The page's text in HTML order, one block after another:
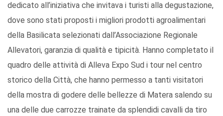
dedicato all’iniziativa che invitava i turisti alla degustazione,
dove sono stati proposti i migliori prodotti agroalimentari
della Basilicata selezionati dall’Associazione Regionale
Allevatori, garanzia di qualità e tipicità. Hanno completato il
quadro delle attività di Alleva Expo Sud i tour nel centro
storico della Città, che hanno permesso a tanti visitatori
della mostra di godere delle bellezze di Matera salendo su
una delle due carrozze trainate da splendidi cavalli da tiro